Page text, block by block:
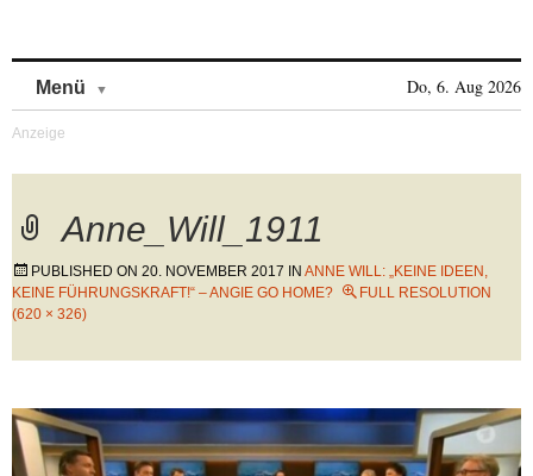
Menü Do, 6. Aug 2026
Anne_Will_1911
PUBLISHED ON 20. NOVEMBER 2017 IN ANNE WILL: „KEINE IDEEN,
KEINE FÜHRUNGSKRAFT!“ – ANGIE GO HOME?
FULL RESOLUTION
(620 × 326)